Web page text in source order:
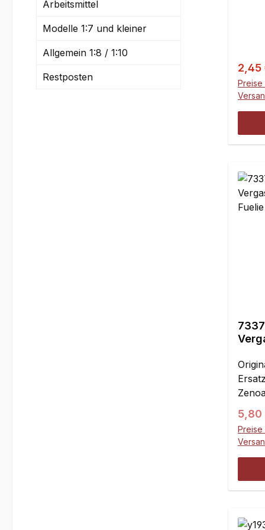
Arbeitsmittel
Modelle 1:7 und kleiner
Allgemein 1:8 / 1:10
Restposten
der
2,45
Preise
kein
am
5,80
Preise